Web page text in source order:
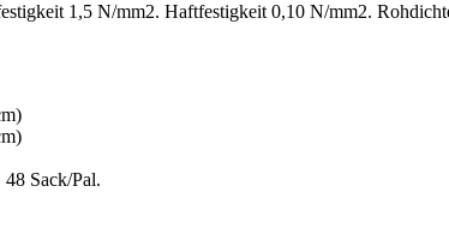
1,5 N/mm2. Haftfestigkeit 0,10 N/mm2.
Sack/Pal.